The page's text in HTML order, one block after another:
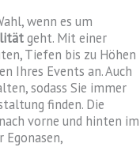
wenn es um
geht. Mit einer
Tiefen bis zu Höhen
Ihres Events an. Auch
sodass Sie immer
finden. Die
vorne und hinten im